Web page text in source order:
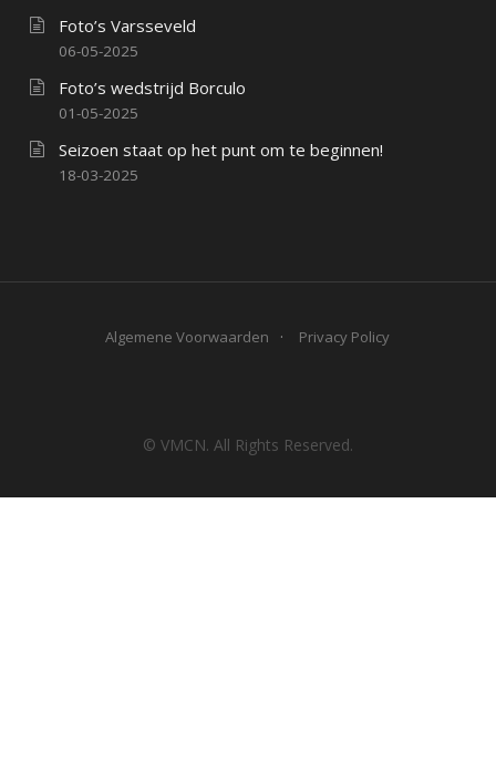
Foto’s Varsseveld
06-05-2025
Foto’s wedstrijd Borculo
01-05-2025
Seizoen staat op het punt om te beginnen!
18-03-2025
Algemene Voorwaarden Privacy Policy
© VMCN. All Rights Reserved.